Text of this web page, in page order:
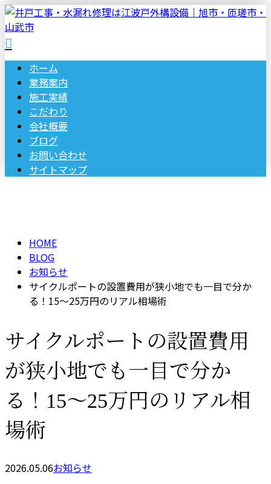
ホーム
業務案内
施工実績
こだわり
会社概要
ブログ
お問い合わせ
サイトマップ
HOME
BLOG
お知らせ
サイクルポートの設置費用が狭小地でも一目で分か
る！15〜25万円のリアル相場術
サイクルポートの設置費用
が狭小地でも一目で分か
る！15〜25万円のリアル相
場術
2026.05.06お知らせ